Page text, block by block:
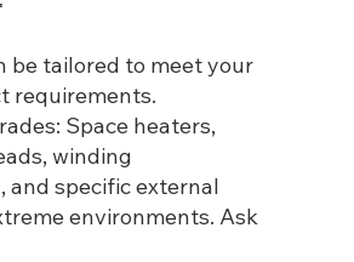
be tailored to meet your
requirements.
Space heaters,
winding
and specific external
environments. Ask